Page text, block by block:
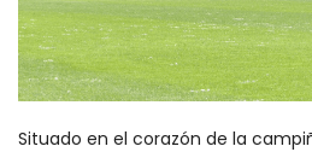
Situado en el corazón de la